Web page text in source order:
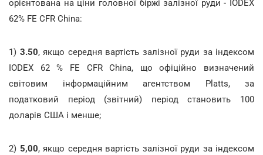
орієнтована на ціни головної біржі залізної руди - IODEX
62% FE CFR China:
1) 3.50, якщо середня вартість залізної руди за індексом
IODEX 62 % FE CFR China, що офіційно визначений
світовим інформаційним агентством Platts, за
податковий період (звітний) період становить 100
доларів США і менше;
2) 5,00, якщо середня вартість залізної руди за індексом